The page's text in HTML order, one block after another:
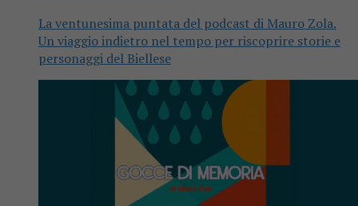
La ventunesima puntata del podcast di Mauro Zola.
Un viaggio indietro nel tempo per riscoprire storie e
personaggi del Biellese